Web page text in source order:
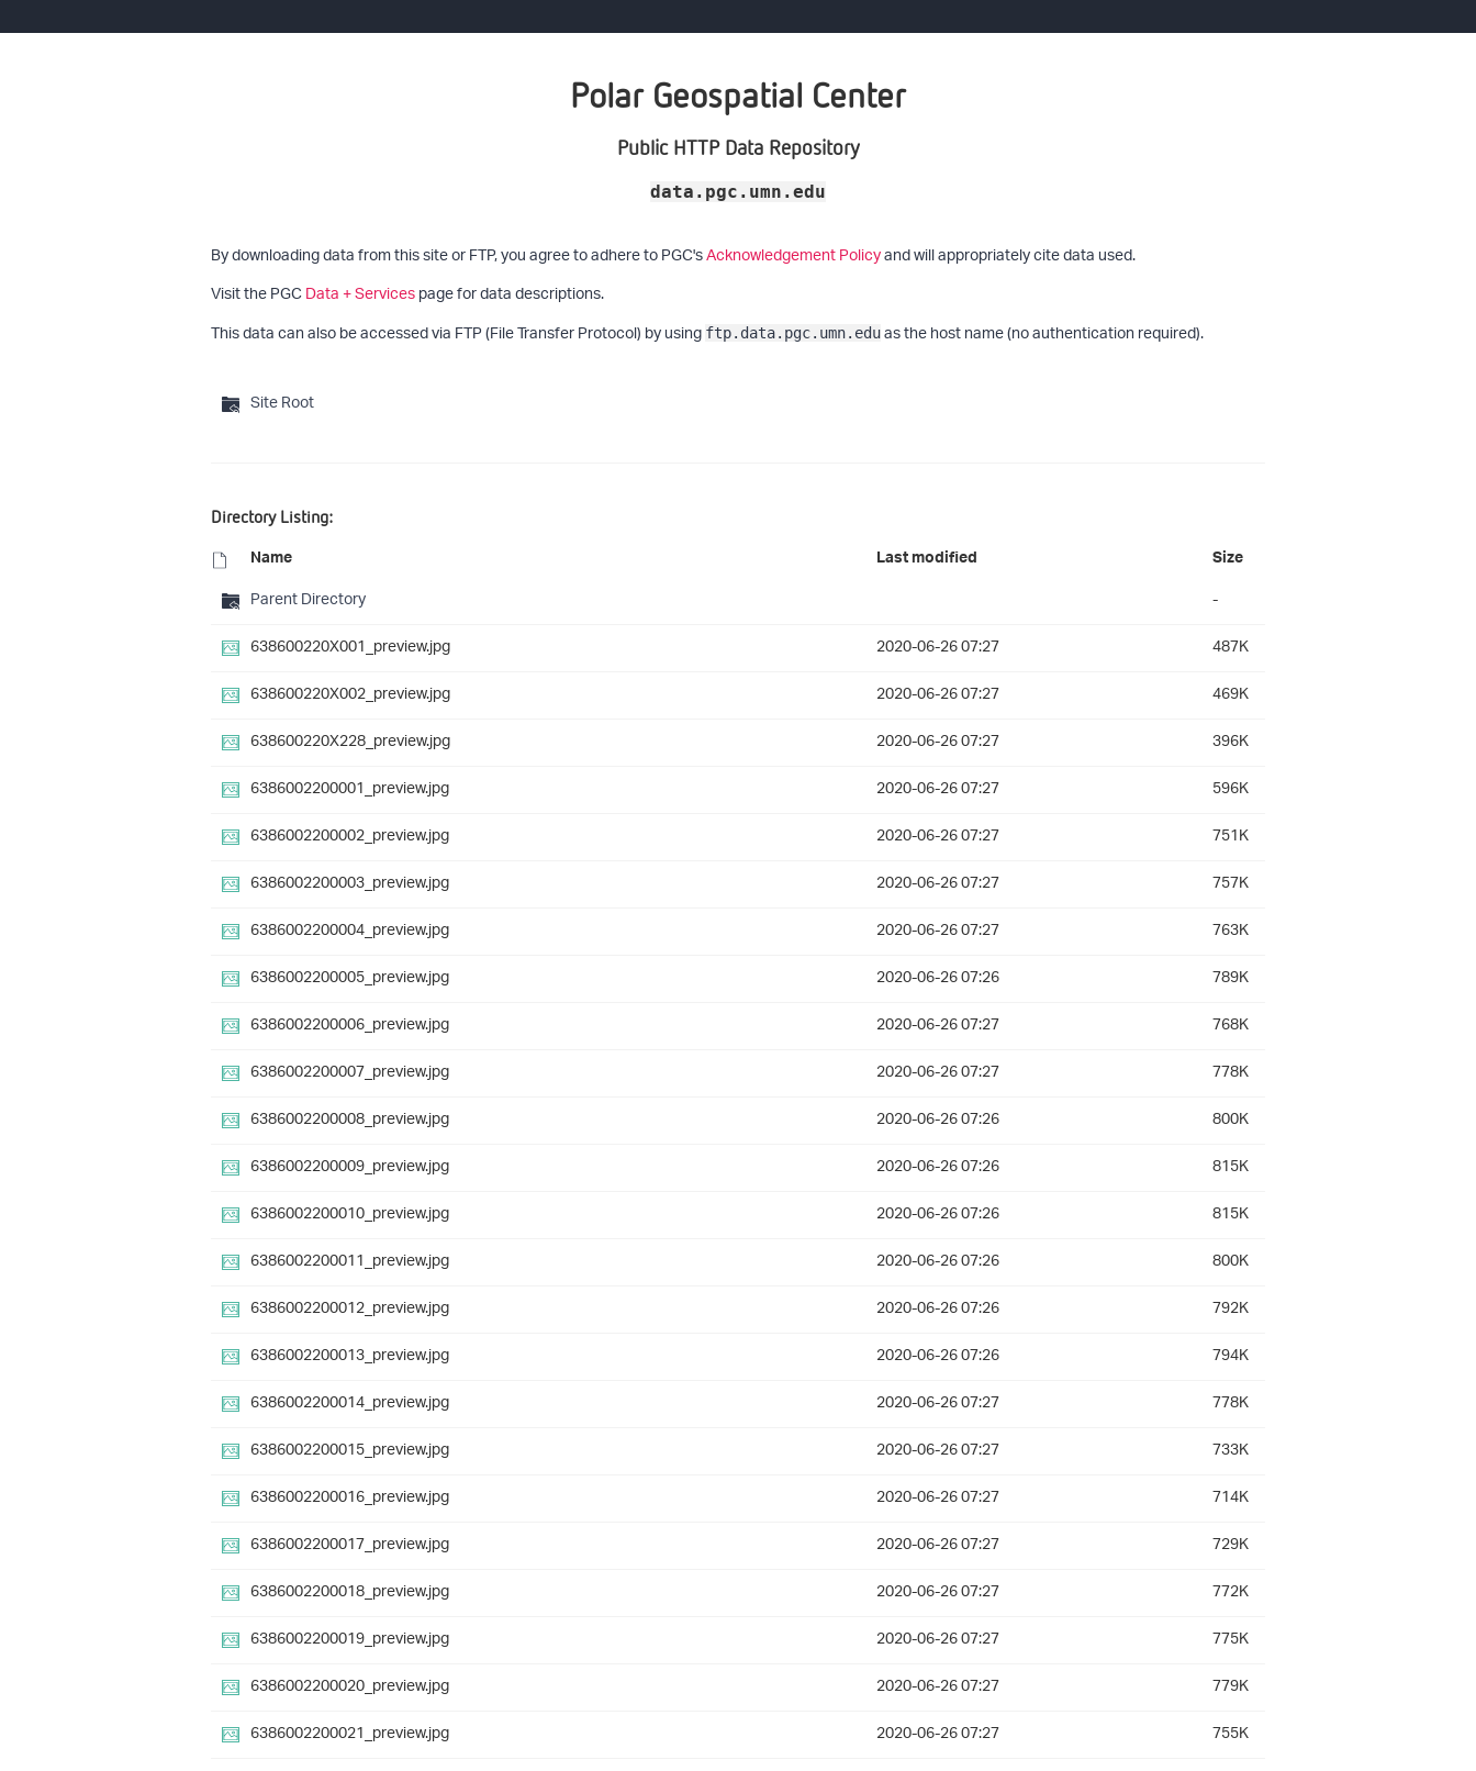
Polar Geospatial Center
Public HTTP Data Repository
data.pgc.umn.edu
By downloading data from this site or FTP, you agree to adhere to PGC'sAcknowledgement Policyand will appropriately cite data used.
Visit the PGCData + Servicespage for data descriptions.
This data can also be accessed via FTP (File Transfer Protocol) by using ftp.data.pgc.umn.eduas the host name (no authentication required).
Site Root
Directory Listing:
Name Last modified Size
Parent Directory
-
638600220X001_preview.jpg
2020-06-26 07:27
487K
638600220X002_preview.jpg
2020-06-26 07:27
469K
638600220X228_preview.jpg
2020-06-26 07:27
396K
6386002200001_preview.jpg
2020-06-26 07:27
596K
6386002200002_preview.jpg
2020-06-26 07:27
751K
6386002200003_preview.jpg
2020-06-26 07:27
757K
6386002200004_preview.jpg
2020-06-26 07:27
763K
6386002200005_preview.jpg
2020-06-26 07:26
789K
6386002200006_preview.jpg
2020-06-26 07:27
768K
6386002200007_preview.jpg
2020-06-26 07:27
778K
6386002200008_preview.jpg
2020-06-26 07:26
800K
6386002200009_preview.jpg
2020-06-26 07:26
815K
6386002200010_preview.jpg
2020-06-26 07:26
815K
6386002200011_preview.jpg
2020-06-26 07:26
800K
6386002200012_preview.jpg
2020-06-26 07:26
792K
6386002200013_preview.jpg
2020-06-26 07:26
794K
6386002200014_preview.jpg
2020-06-26 07:27
778K
6386002200015_preview.jpg
2020-06-26 07:27
733K
6386002200016_preview.jpg
2020-06-26 07:27
714K
6386002200017_preview.jpg
2020-06-26 07:27
729K
6386002200018_preview.jpg
2020-06-26 07:27
772K
6386002200019_preview.jpg
2020-06-26 07:27
775K
6386002200020_preview.jpg
2020-06-26 07:27
779K
6386002200021_preview.jpg
2020-06-26 07:27
755K